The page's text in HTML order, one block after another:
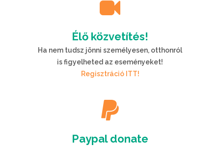
Élő közvetítés!
Ha nem tudsz jönni személyesen, otthonról
is figyelheted az eseményeket!
Regisztráció ITT!
Paypal donate